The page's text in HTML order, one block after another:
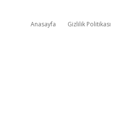
Anasayfa Gizlilik Politikası